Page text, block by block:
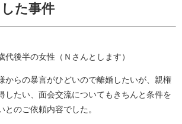
た事件
代後半の女性（Ｎさんとします）
からの暴言がひどいので離婚したいが、親権
したい、面会交流についてもきちんと条件を
とのご依頼内容でした。